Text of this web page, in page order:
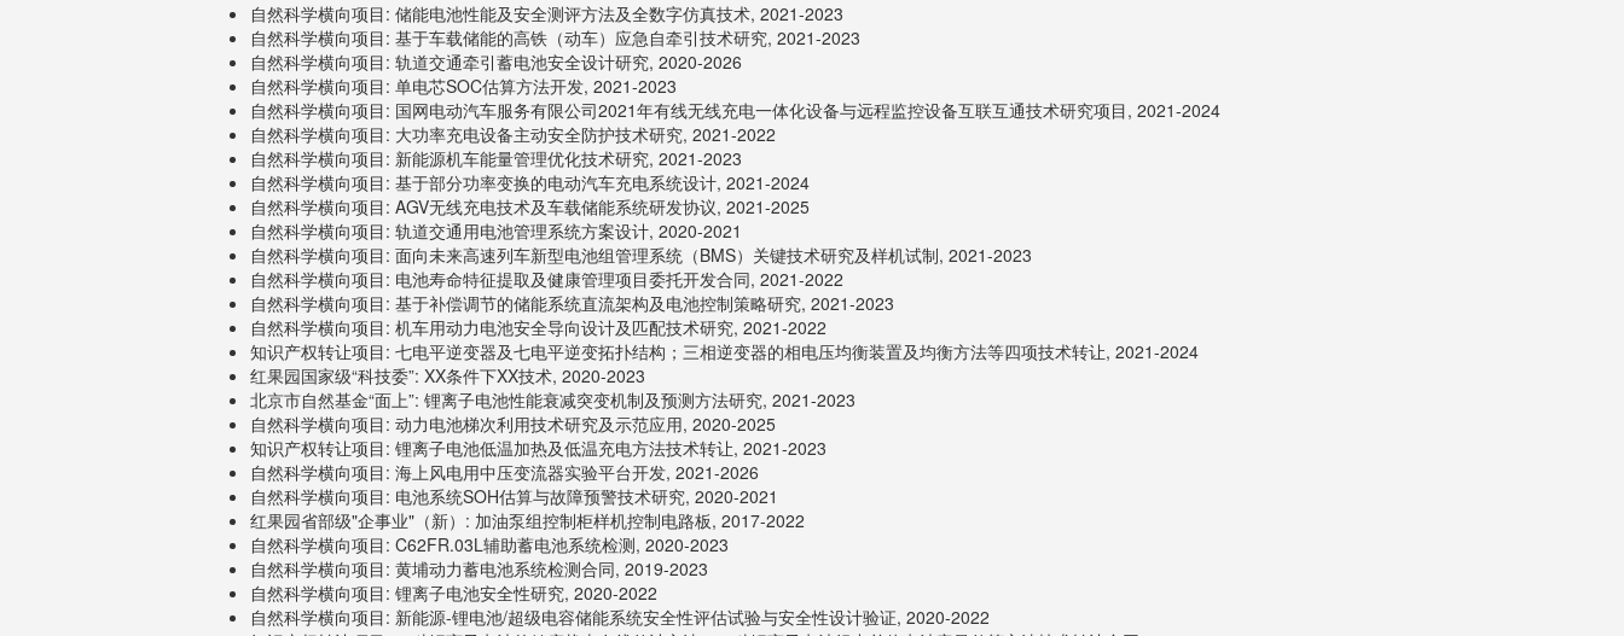
自然科学横向项目: 储能电池性能及安全测评方法及全数字仿真技术, 2021-2023
自然科学横向项目: 基于车载储能的高铁（动车）应急自牵引技术研究, 2021-2023
自然科学横向项目: 轨道交通牵引蓄电池安全设计研究, 2020-2026
自然科学横向项目: 单电芯SOC估算方法开发, 2021-2023
自然科学横向项目: 国网电动汽车服务有限公司2021年有线无线充电一体化设备与远程监控设备互联互通技术研究项目, 2021-2024
自然科学横向项目: 大功率充电设备主动安全防护技术研究, 2021-2022
自然科学横向项目: 新能源机车能量管理优化技术研究, 2021-2023
自然科学横向项目: 基于部分功率变换的电动汽车充电系统设计, 2021-2024
自然科学横向项目: AGV无线充电技术及车载储能系统研发协议, 2021-2025
自然科学横向项目: 轨道交通用电池管理系统方案设计, 2020-2021
自然科学横向项目: 面向未来高速列车新型电池组管理系统（BMS）关键技术研究及样机试制, 2021-2023
自然科学横向项目: 电池寿命特征提取及健康管理项目委托开发合同, 2021-2022
自然科学横向项目: 基于补偿调节的储能系统直流架构及电池控制策略研究, 2021-2023
自然科学横向项目: 机车用动力电池安全导向设计及匹配技术研究, 2021-2022
知识产权转让项目: 七电平逆变器及七电平逆变拓扑结构；三相逆变器的相电压均衡装置及均衡方法等四项技术转让, 2021-2024
红果园国家级“科技委”: XX条件下XX技术, 2020-2023
北京市自然基金“面上”: 锂离子电池性能衰减突变机制及预测方法研究, 2021-2023
自然科学横向项目: 动力电池梯次利用技术研究及示范应用, 2020-2025
知识产权转让项目: 锂离子电池低温加热及低温充电方法技术转让, 2021-2023
自然科学横向项目: 海上风电用中压变流器实验平台开发, 2021-2026
自然科学横向项目: 电池系统SOH估算与故障预警技术研究, 2020-2021
红果园省部级"企事业"（新）: 加油泵组控制柜样机控制电路板, 2017-2022
自然科学横向项目: C62FR.03L辅助蓄电池系统检测, 2020-2023
自然科学横向项目: 黄埔动力蓄电池系统检测合同, 2019-2023
自然科学横向项目: 锂离子电池安全性研究, 2020-2022
自然科学横向项目: 新能源-锂电池/超级电容储能系统安全性评估试验与安全性设计验证, 2020-2022